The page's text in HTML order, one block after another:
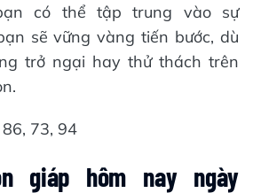
có thể tập trung vào sự
sẽ vững vàng tiến bước, dù
trở ngại hay thử thách trên
73, 94
giáp hôm nay ngày